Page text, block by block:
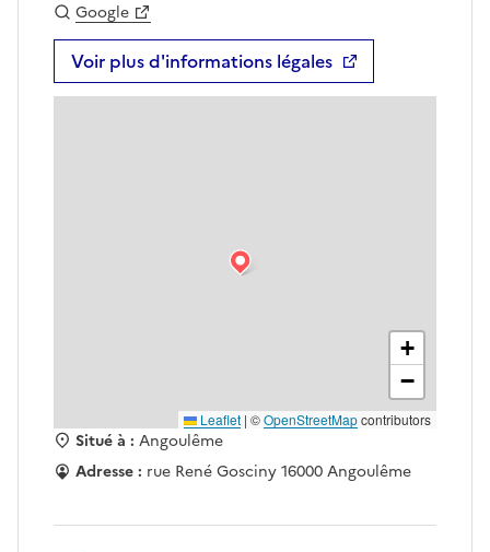
Google
Voir plus d'informations légales
+
−
Leaflet | ©OpenStreetMapcontributors
Situé à : Angoulême
Adresse : rue René Gosciny 16000 Angoulême